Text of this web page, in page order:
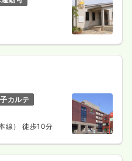
カルテ
線） 徒歩10分